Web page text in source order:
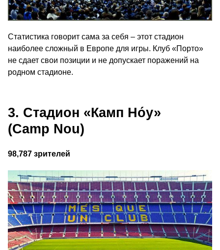
Статистика говорит сама за себя – этот стадион
наиболее сложный в Европе для игры. Клуб «Порто»
не сдает свои позиции и не допускает поражений на
родном стадионе.
3. Стадион «Камп Но́у»
(Camp Nou)
98,787 зрителей